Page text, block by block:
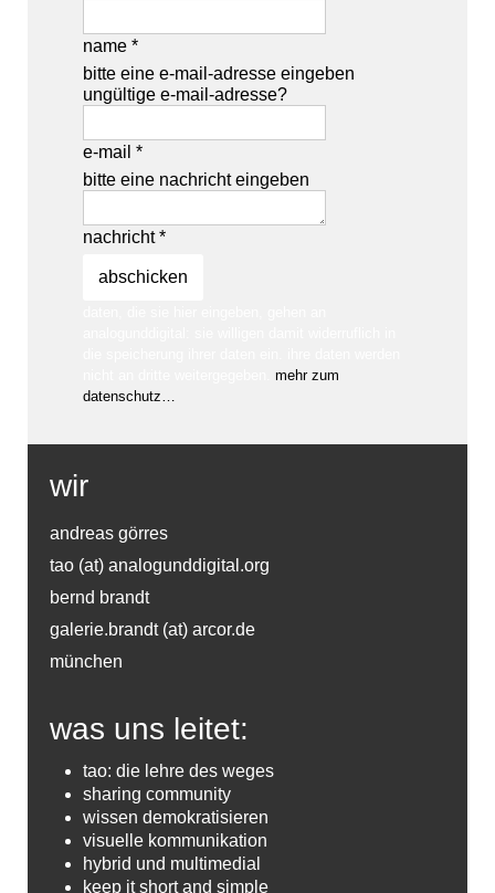
name *
bitte eine e-mail-adresse eingeben
ungültige e-mail-adresse?
e-mail *
bitte eine nachricht eingeben
nachricht *
mehr zum
datenschutz…
wir
andreas görres
tao (at) analogunddigital.org
bernd brandt
galerie.brandt (at) arcor.de
münchen
was uns leitet:
tao: die lehre des weges
sharing community
wissen demokratisieren
visuelle kommunikation
hybrid und multimedial
keep it short and simple